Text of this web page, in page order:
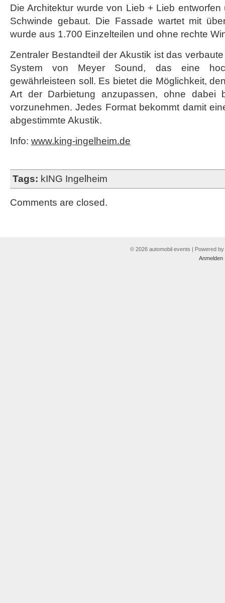
Die Architektur wurde von Lieb + Lieb
Schwinde gebaut. Die Fassade wartet mit
wurde aus 1.700 Einzelteilen und ohne rechte
Zentraler Bestandteil der Akustik ist das verbaute
System von Meyer Sound, das eine
gewährleisteen soll. Es bietet die Möglichkeit,
Art der Darbietung anzupassen, ohne dabei
vorzunehmen. Jedes Format bekommt damit
abgestimmte Akustik.
Info: www.king-ingelheim.de
Tags: kING Ingelheim
Comments are closed.
© 2026 automobil events | Powered by
Anmelden|